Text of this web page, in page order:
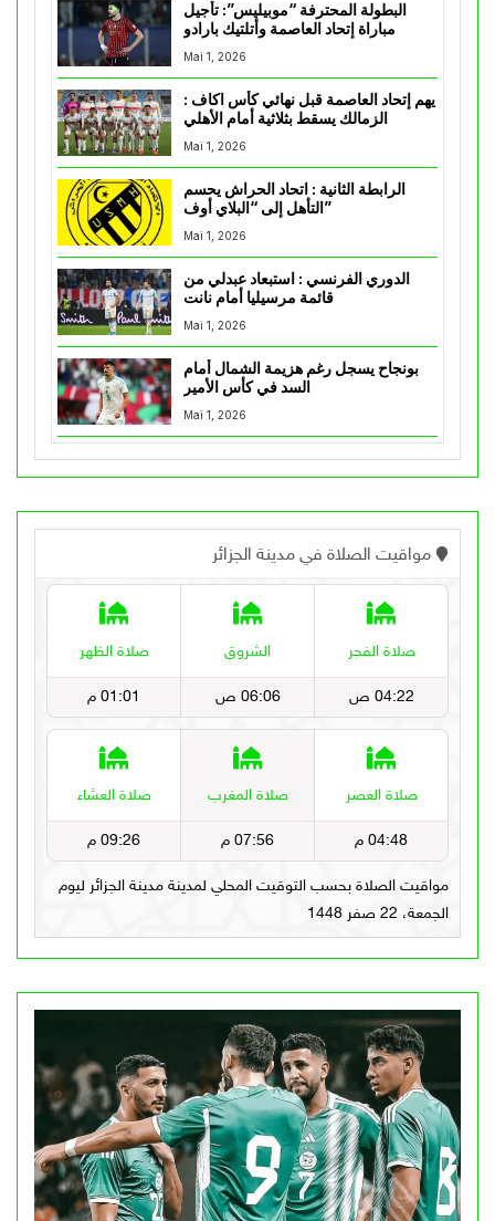
البطولة المحترفة “موبيليس”: تأجيل
مباراة إتحاد العاصمة وأتلتيك بارادو
Mai 1, 2026
يهم إتحاد العاصمة قبل نهائي كأس اكاف :
Mai 1, 2026
الرابطة الثانية : اتحاد الحراش يحسم
التأهل إلى “البلاي أوف”
Mai 1, 2026
الدوري الفرنسي : استبعاد عبدلي من
قائمة مرسيليا أمام نانت
Mai 1, 2026
بونجاح يسجل رغم هزيمة الشمال أمام
السد في كأس الأمير
Mai 1, 2026